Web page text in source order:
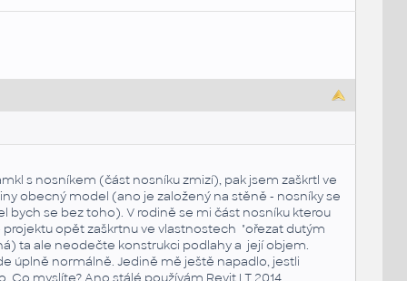
s nosníkem (část nosníku zmizí), pak jsem zaškrtl ve
obecný model (ano je založený na stěně - nosníky se
se bez toho). V rodině se mi část nosníku kterou
opět zaškrtnu ve vlastnostech "ořezat dutým
ta ale neodečte konstrukci podlahy a její objem.
úplně normálně. Jedině mě ještě napadlo, jestli